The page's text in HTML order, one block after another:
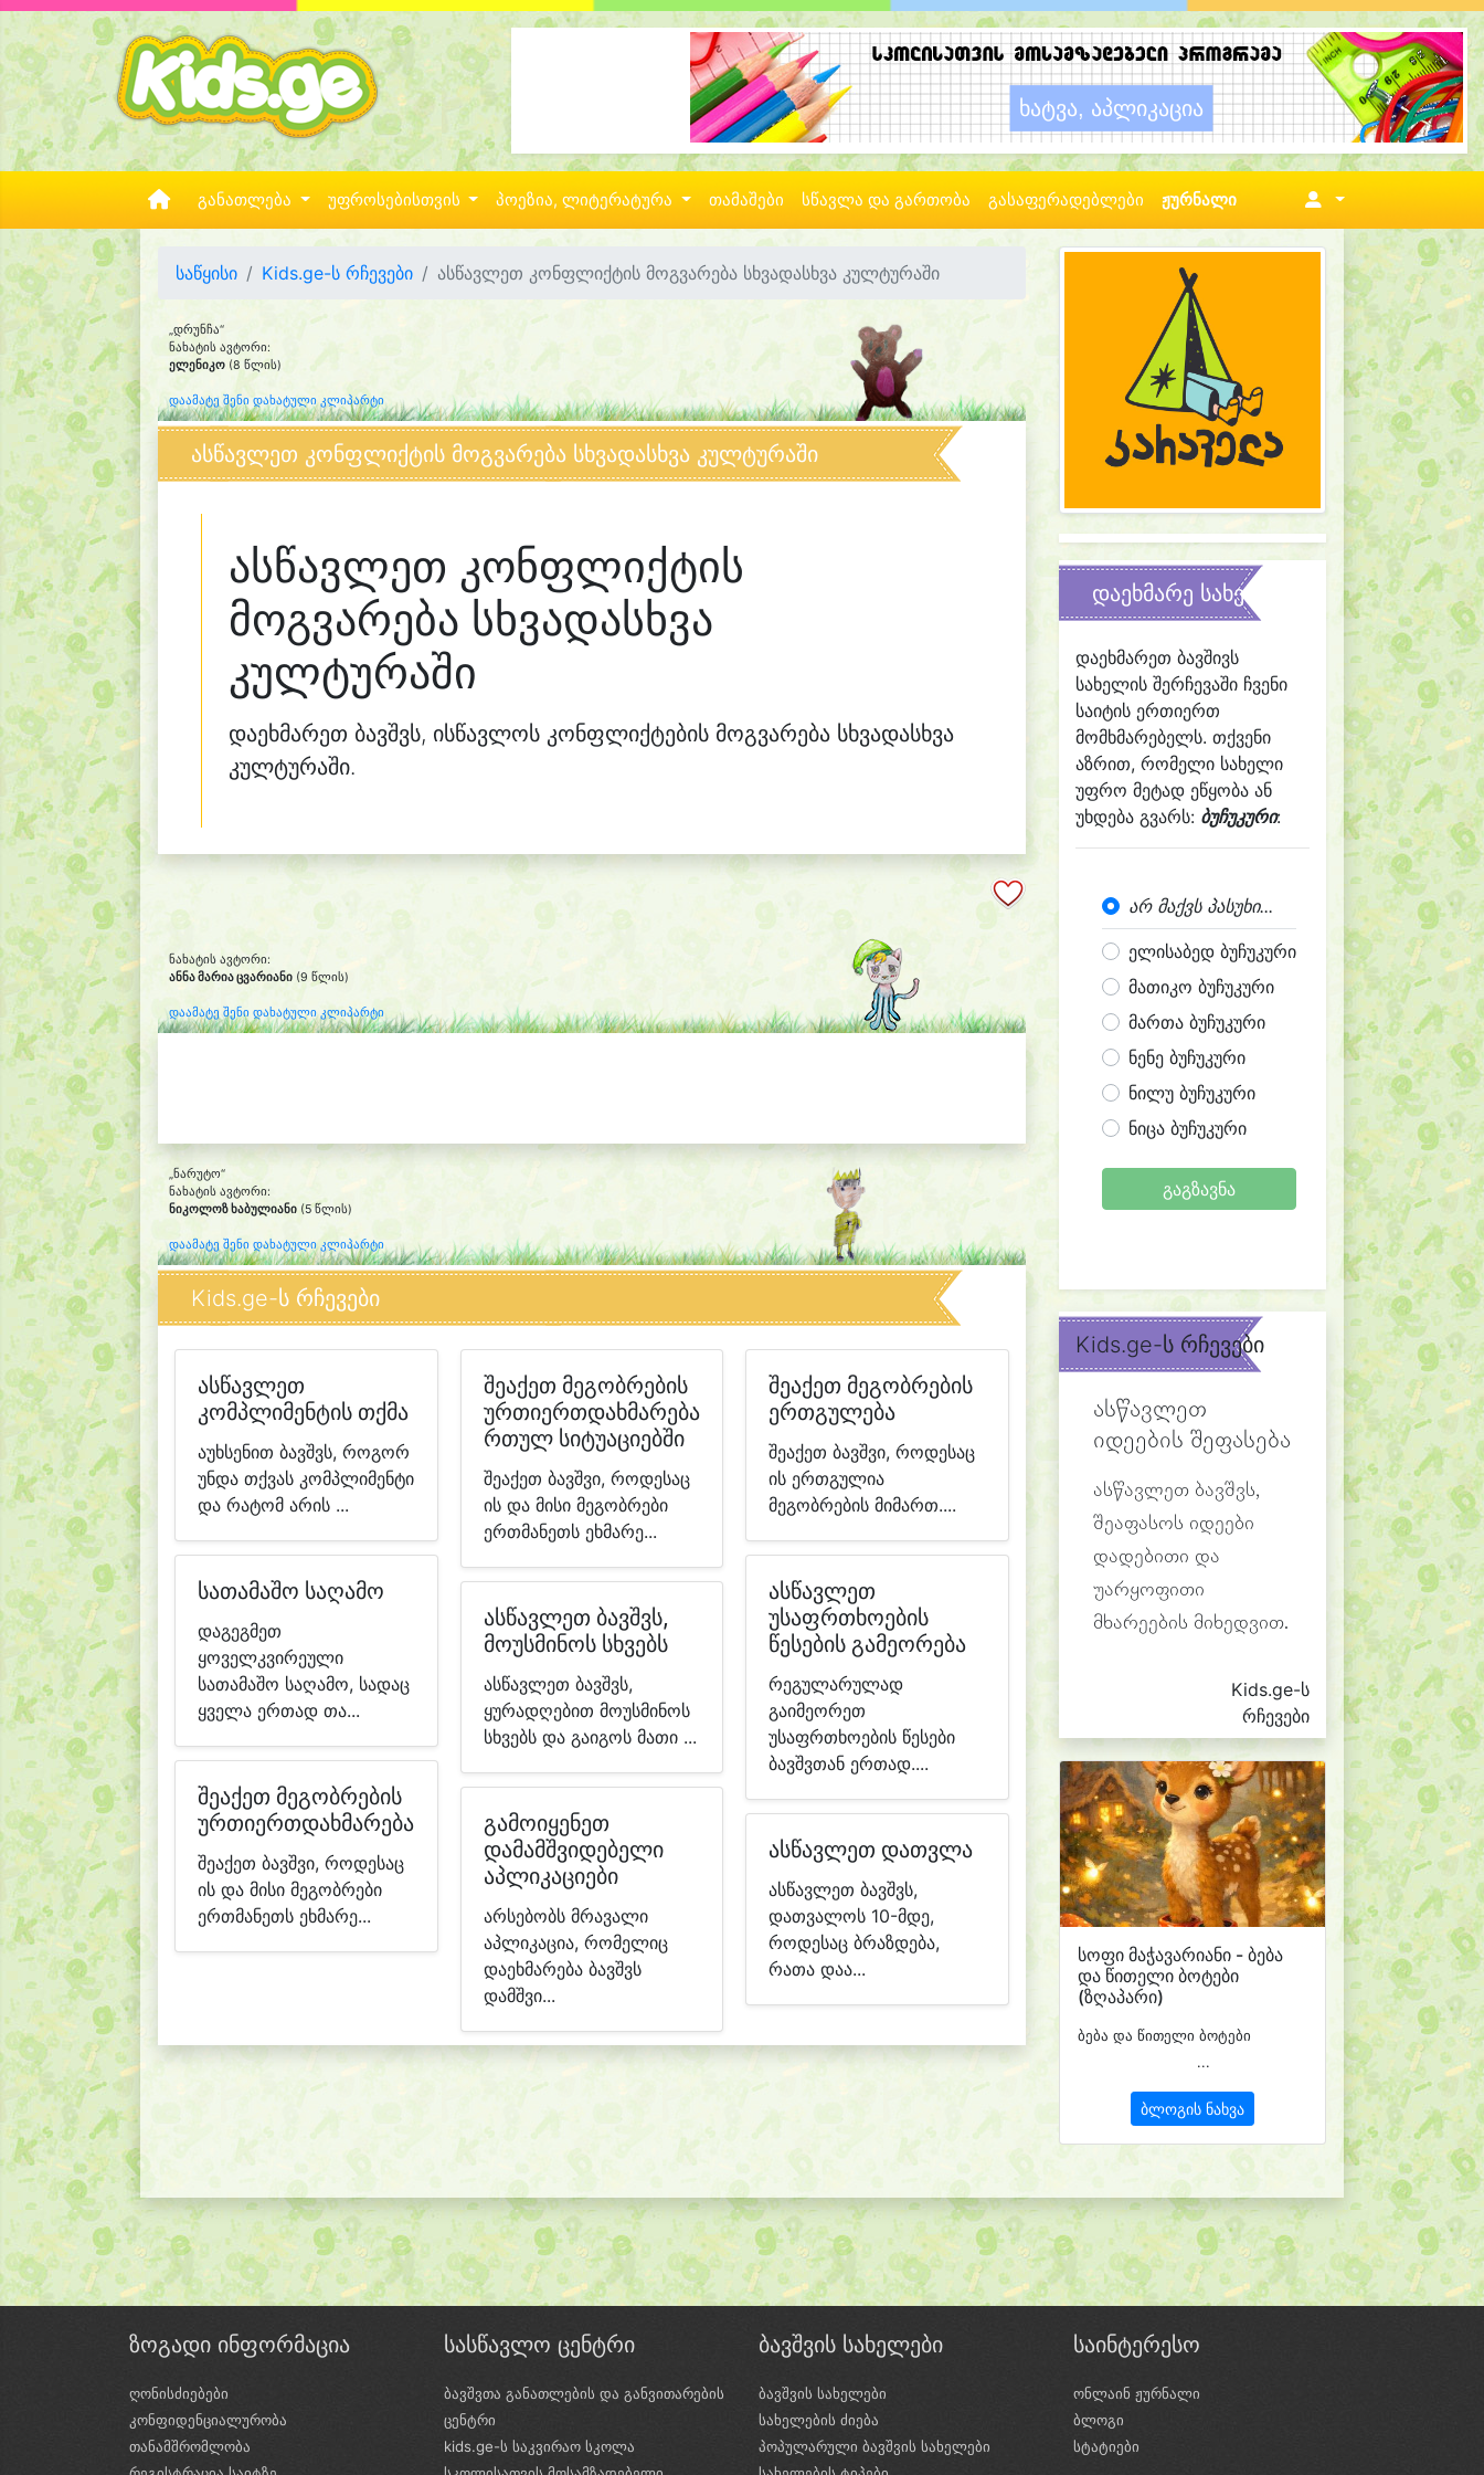
განათლება უფროსებისთვის პოეზია, ლიტერატურა თამაშები სწავლა და გართობა გასაფერადებლები ჟურნალი
საწყისი Kids.ge-ს რჩევები ასწავლეთ კონფლიქტის მოგვარება სხვადასხვა კულტურაში
„დრუნჩა“
ნახატის ავტორი:
ელენიკო (8 წლის)
დაამატე შენი დახატული კლიპარტი
ასწავლეთ კონფლიქტის მოგვარება სხვადასხვა კულტურაში
ასწავლეთ კონფლიქტის
მოგვარება სხვადასხვა
კულტურაში
დაეხმარეთ ბავშვს, ისწავლოს კონფლიქტების მოგვარება სხვადასხვა
კულტურაში.
ნახატის ავტორი:
ანნა მარია ცვარიანი (9 წლის)
დაამატე შენი დახატული კლიპარტი
„ნარუტო“
ნახატის ავტორი:
ნიკოლოზ ხაბულიანი (5 წლის)
დაამატე შენი დახატული კლიპარტი
Kids.ge-ს რჩევები
ასწავლეთ
კომპლიმენტის თქმა
აუხსენით ბავშვს, როგორ
უნდა თქვას კომპლიმენტი
და რატომ არის ...
სათამაშო საღამო
დაგეგმეთ
ყოველკვირეული
სათამაშო საღამო, სადაც
ყველა ერთად თა...
შეაქეთ მეგობრების
ურთიერთდახმარება
შეაქეთ ბავშვი, როდესაც
ის და მისი მეგობრები
ერთმანეთს ეხმარე...
შეაქეთ მეგობრების
ურთიერთდახმარება
რთულ სიტუაციებში
შეაქეთ ბავშვი, როდესაც
ის და მისი მეგობრები
ერთმანეთს ეხმარე...
ასწავლეთ ბავშვს,
მოუსმინოს სხვებს
ასწავლეთ ბავშვს,
ყურადღებით მოუსმინოს
სხვებს და გაიგოს მათი ...
გამოიყენეთ
დამამშვიდებელი
აპლიკაციები
არსებობს მრავალი
აპლიკაცია, რომელიც
დაეხმარება ბავშვს
დამშვი...
შეაქეთ მეგობრების
ერთგულება
შეაქეთ ბავშვი, როდესაც
ის ერთგულია
მეგობრების მიმართ....
ასწავლეთ
უსაფრთხოების
წესების გამეორება
რეგულარულად
გაიმეორეთ
უსაფრთხოების წესები
ბავშვთან ერთად....
ასწავლეთ დათვლა
ასწავლეთ ბავშვს,
დათვალოს 10-მდე,
როდესაც ბრაზდება,
რათა დაა...
დაეხმარე სახელის შერჩევაში
დაეხმარეთ ბავშივს
სახელის შერჩევაში ჩვენი
საიტის ერთიერთ
მომხმარებელს. თქვენი
აზრით, რომელი სახელი
უფრო მეტად ეწყობა ან
უხდება გვარს: ბუჩუკური:
არ მაქვს პასუხი...
ელისაბედ ბუჩუკური
მათიკო ბუჩუკური
მართა ბუჩუკური
ნენე ბუჩუკური
ნილუ ბუჩუკური
ნიცა ბუჩუკური
გაგზავნა
Kids.ge-ს რჩევები
ასწავლეთ
იდეების შეფასება
ასწავლეთ ბავშვს,
შეაფასოს იდეები
დადებითი და
უარყოფითი
მხარეების მიხედვით.
Kids.ge-ს
რჩევები
სოფი მაჭავარიანი - ბება
და წითელი ბოტები
(ზღაპარი)
ბება და წითელი ბოტები
...
ბლოგის ნახვა
ზოგადი ინფორმაცია
ღონისძიებები
კონფიდენციალურობა
თანამშრომლობა
სასწავლო ცენტრი
ბავშვთა განათლების და განვითარების
ცენტრი
kids.ge-ს საკვირაო სკოლა
ბავშვის სახელები
ბავშვის სახელები
სახელების ძიება
პოპულარული ბავშვის სახელები
საინტერესო
ონლაინ ჟურნალი
ბლოგი
სტატიები